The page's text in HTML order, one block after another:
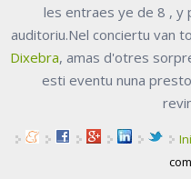
les entraes ye de 8 ,
auditoriu.Nel conciertu van
Dixebra, amas d'otres
esti eventu nuna